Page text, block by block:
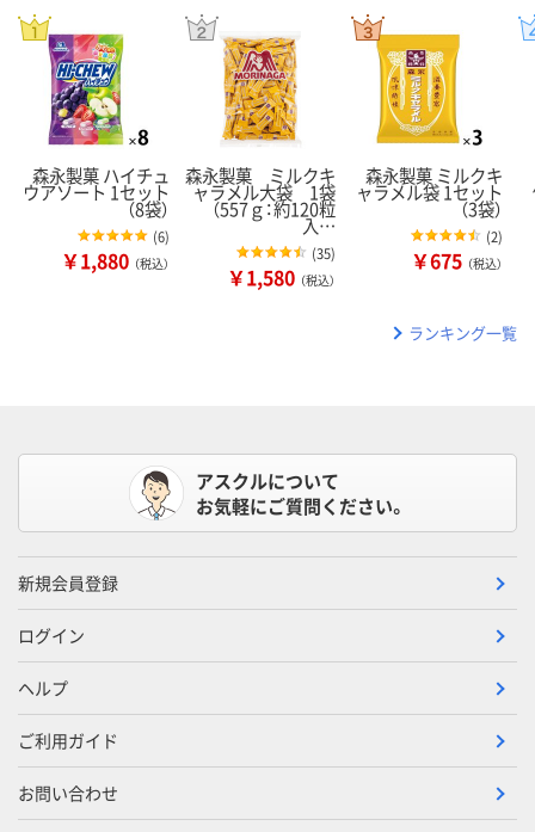
森永製菓 ハイチュ
ウアソート 1セット
（8袋）
(6)
￥1,880 （税込）
森永製菓 ミルクキ
ャラメル大袋 1袋
（557ｇ：約120粒
入…
(35)
￥1,580 （税込）
森永製菓 ミルクキ
ャラメル袋 1セット
（3袋）
(2)
￥675 （税込）
ランキング一覧
アスクルについて
お気軽にご質問ください。
新規会員登録
ログイン
ヘルプ
ご利用ガイド
お問い合わせ